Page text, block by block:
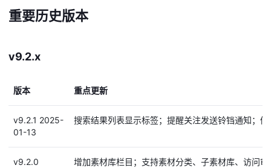
重要历史版本
v9.2.x
版本 重点更新
v9.2.1 2025-
01-13
搜索结果列表显示标签；提醒关注发送铃铛通知；
v9.2.0
增加素材库栏目；支持素材分类、子素材库、访问